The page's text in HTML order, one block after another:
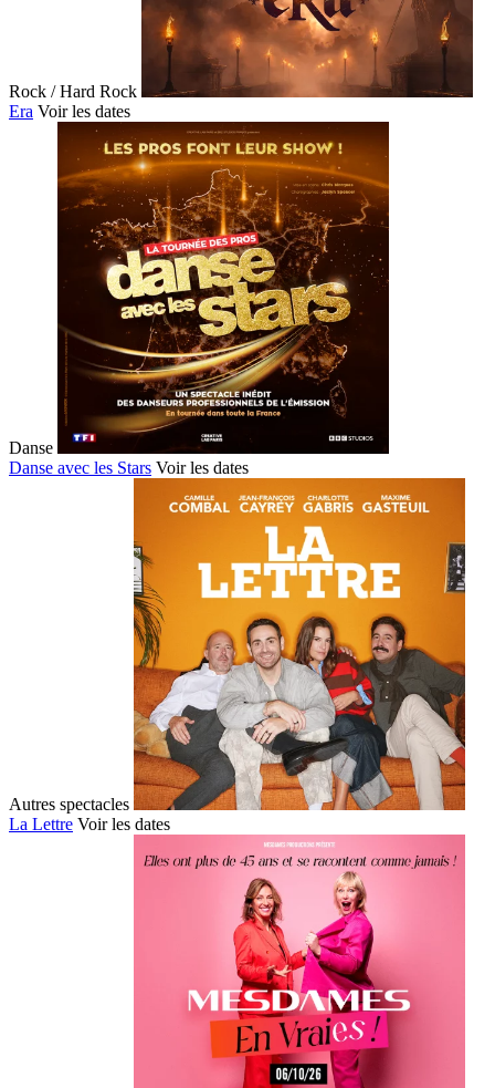
Rock / Hard Rock
Era Voir les dates
Danse
Danse avec les Stars Voir les dates
Autres spectacles
La Lettre Voir les dates